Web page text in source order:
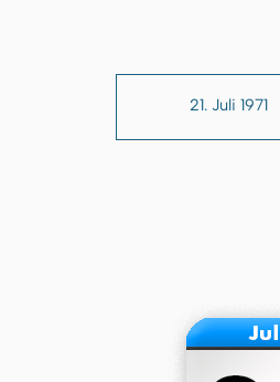
21. Juli 1971